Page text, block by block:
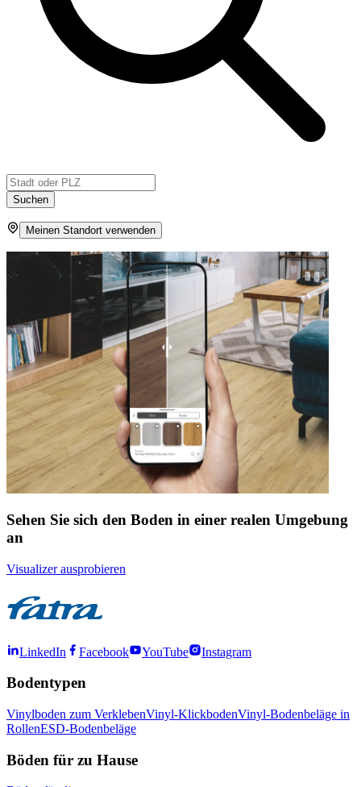
Suchen
Meinen Standort verwenden
Sehen Sie sich den Boden in einer realen Umgebung
an
Visualizer ausprobieren
LinkedIn Facebook YouTube Instagram
Bodentypen
Vinylboden zum VerklebenVinyl-KlickbodenVinyl-Bodenbeläge in
RollenESD-Bodenbeläge
Böden für zu Hause